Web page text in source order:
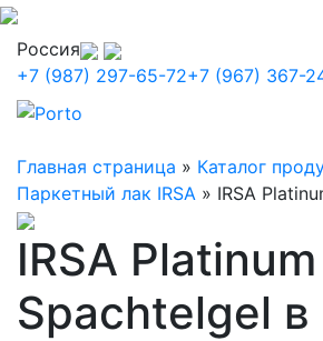
Россия
+7 (987) 297-65-72+7 (967) 367-
Главная страница » Каталог
Паркетный лак IRSA » IRSA
IRSA Platinum
Spachtelgel в